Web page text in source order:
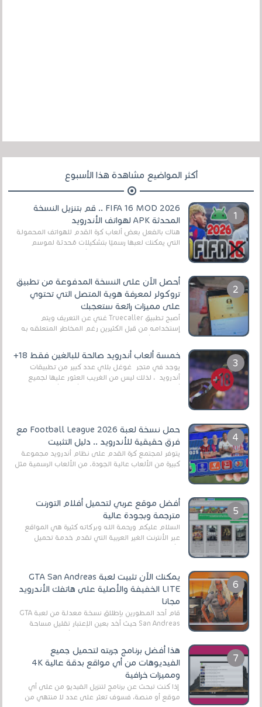
أكثر المواضيع مشاهدة هذا الأسبوع
FIFA 16 MOD 2026 .. قم بتنزيل النسخة
المحدثة APK لهواتف الأندرويد
هناك بالفعل بعض ألعاب كرة القدم للهواتف المحمولة
التي يمكنك لعبها رسميًا بتشكيلات مُحدثة لموسم
أحصل الآن على النسخة المدفوعة من تطبيق
تروكولر لمعرفة هوية المتصل التي تحتوي
على مميزات رائعة ستعجبك
أصبح تطبيق Truecaller غني عن التعريف ويتم
إستخدامه من قبل الكثيرين رغم المخاطر المتعلقه به
خمسة ألعاب أندرويد صالحة للبالغين فقط 18+
يوجد في متجر غوغل بلاي عدد كبير من تطبيقات
أندرويد ، لذلك ليس من الغريب العثور عليها لجميع
حمل نسخة لعبة Football League 2026 مع
فرق حقيقية للأندرويد .. دليل التثبيت
يتوفر لمجتمع كرة القدم على نظام أندرويد مجموعة
كبيرة من الألعاب عالية الجودة. من الألعاب الرسمية مثل
أفضل موقع عربي لتحميل أفلام التورنت
مترجمة وبجودة عالية
السلام عليكم ورحمة الله وبركاته كثيرة هي المواقع
عبر الأنترنت الغير العربية التي تقدم خدمة تحميل
الأفلام على التورنت ، ومعظم هذه المواقع ل...
يمكنك الآن تثبيت لعبة GTA San Andreas
LITE الخفيفة والأصلية على هاتفك الأندرويد
مجانا
قام أحد المطورين بإطلاق نسخة معدلة من لعبة GTA
San Andreas حيث أخد بعين الإعتبار تقليل مساحة
هذا أفضل برنامج جربته لتحميل جميع
الفيديوهات من أي مواقع بدقة عالية 4K
ومميزات خرافية
إذا كنت تبحث عن برنامج لتنزيل الفيديو من على أي
موقع أو منصة، فسوف تعثر على عدد لا منتهي من